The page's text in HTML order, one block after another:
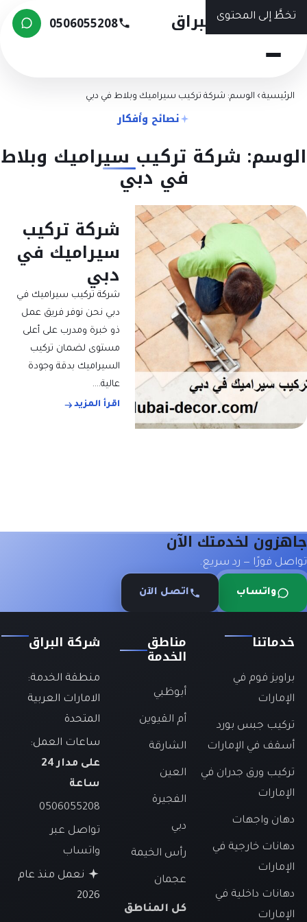
تخطَّ إلى المحتوى
شركة البراق 0506055208
الرئيسية › الوسم: شركة تركيب سيراميك وبلاط في دبي
نصائح وأفكار
الوسم: شركة تركيب سيراميك وبلاط
في دبي
شركة تركيب
سيراميك في
دبي
شركة تركيب سيراميك في
دبي نحن نوفر فريق عمل
ذو خبرة ومدرب على أعلى
مستوى لضمان تركيب
السيراميك بدقة وجودة
عالية.…
اقرأ المزيد
جاهزون لخدمتك الآن
تواصل فورًا — رد سريع.
واتساب اتصل الآن
خدماتنا
براويز فوم في
الإمارات
تركيب جبس بورد
أسقف في الإمارات
تركيب ورق جدران في
الإمارات
دهان واجهات
دهانات خارجية في
الإمارات
دهانات داخلية في
الإمارات
مناطق
الخدمة
أبوظبي
أم القيوين
الشارقة
العين
الفجيرة
دبي
رأس الخيمة
عجمان
كل المناطق
شركة البراق
منطقة الخدمة:
الامارات العربية
المتحدة
ساعات العمل:
على مدار 24
ساعة
0506055208
تواصل عبر
واتساب
نعمل منذ عام
2026